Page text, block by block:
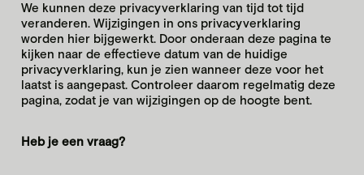
We kunnen deze privacyverklaring van tijd tot tijd
veranderen. Wijzigingen in ons privacyverklaring
worden hier bijgewerkt. Door onderaan deze pagina te
kijken naar de effectieve datum van de huidige
privacyverklaring, kun je zien wanneer deze voor het
laatst is aangepast. Controleer daarom regelmatig deze
pagina, zodat je van wijzigingen op de hoogte bent.
Heb je een vraag?